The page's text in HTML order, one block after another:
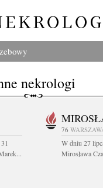
nekrologi
76
W dniu 27
Mirosława